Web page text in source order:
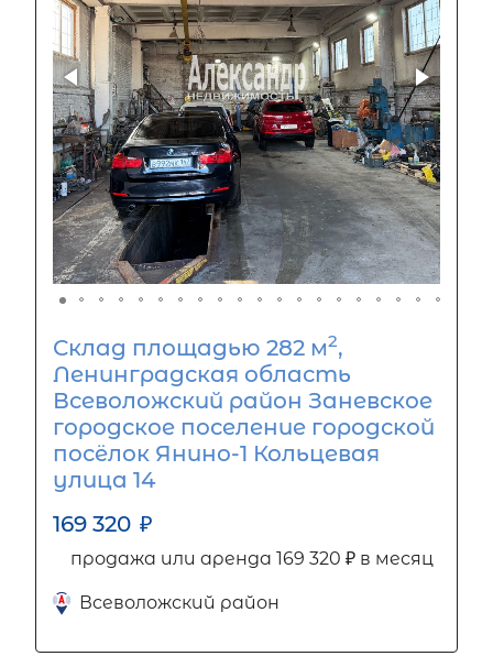
Склад площадью 282 м2,
Ленинградская область
Всеволожский район Заневское
городское поселение городской
посёлок Янино-1 Кольцевая
улица 14
169 320 ₽
продажа или аренда 169 320 ₽ в месяц
Всеволожский район